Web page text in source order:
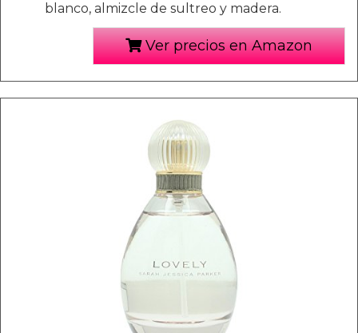
blanco, almizcle de sultreo y madera.
Ver precios en Amazon